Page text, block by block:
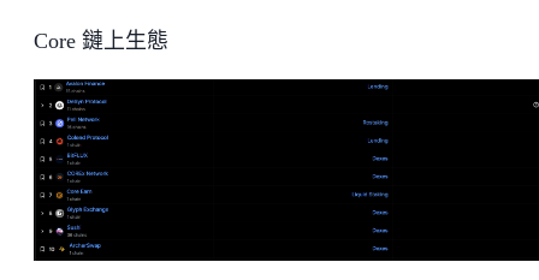
Core 鏈上生態